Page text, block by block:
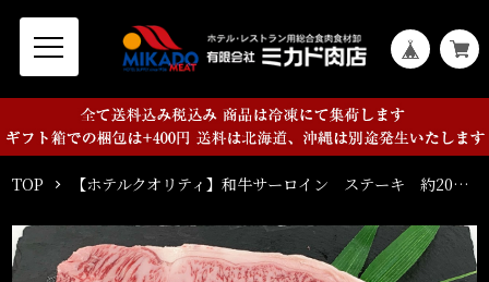
TOP 【ホテルクオリティ】和牛サーロイン ステーキ 約200ｇ×２枚 和牛ロース スキヤキ 400ｇ セット